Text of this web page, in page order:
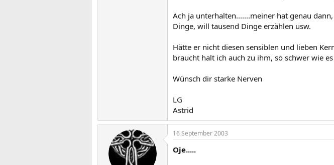
Ach ja unterhalten.......meiner hat genau
Dinge, will tausend Dinge erzählen usw.
Hätte er nicht diesen sensiblen und lieben
braucht halt ich auch zu ihm, so schwer wie
Wünsch dir starke Nerven
LG
Astrid
16 September 2003
Oje.....